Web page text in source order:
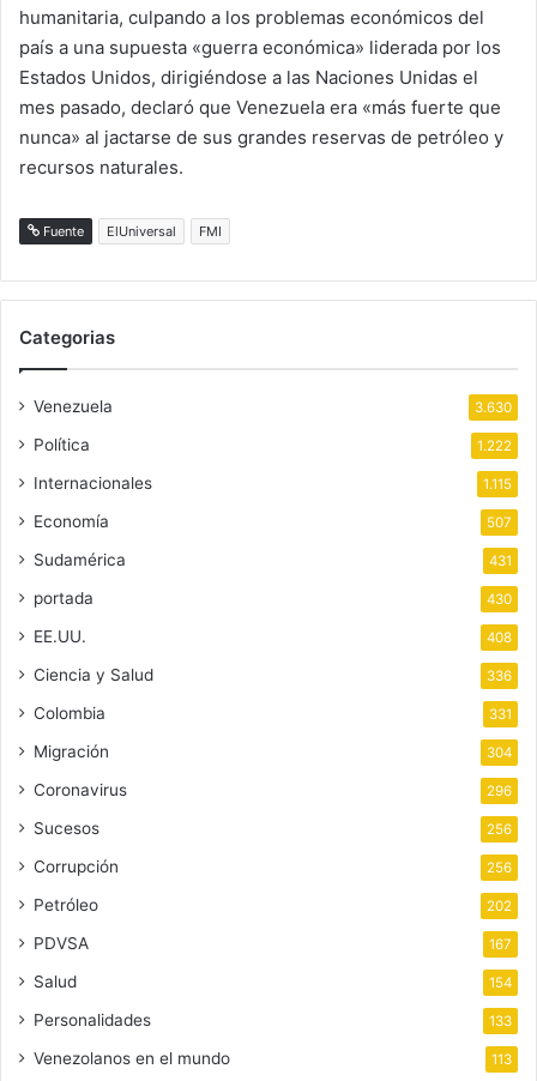
humanitaria, culpando a los problemas económicos del
país a una supuesta «guerra económica» liderada por los
Estados Unidos, dirigiéndose a las Naciones Unidas el
mes pasado, declaró que Venezuela era «más fuerte que
nunca» al jactarse de sus grandes reservas de petróleo y
recursos naturales.
Fuente ElUniversal FMI
Categorias
Venezuela 3.630
Política 1.222
Internacionales 1.115
Economía 507
Sudamérica 431
portada 430
EE.UU. 408
Ciencia y Salud 336
Colombia 331
Migración 304
Coronavirus 296
Sucesos 256
Corrupción 256
Petróleo 202
PDVSA 167
Salud 154
Personalidades 133
Venezolanos en el mundo 113